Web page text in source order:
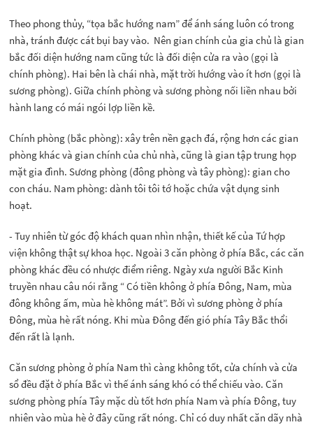
Theo phong thủy, “tọa bắc hướng nam” để ánh sáng luôn có trong
nhà, tránh được cát bụi bay vào. Nên gian chính của gia chủ là gian
bắc đối diện hướng nam cũng tức là đối diện cửa ra vào (gọi là
chính phòng). Hai bên là chái nhà, mặt trời hướng vào ít hơn (gọi là
sương phòng). Giữa chính phòng và sương phòng nối liền nhau bởi
hành lang có mái ngói lợp liền kề.
Chính phòng (bắc phòng): xây trên nền gạch đá, rộng hơn các gian
phòng khác và gian chính của chủ nhà, cũng là gian tập trung họp
mặt gia đình. Sương phòng (đông phòng và tây phòng): gian cho
con cháu. Nam phòng: dành tôi tôi tớ hoặc chứa vật dụng sinh
hoạt.
- Tuy nhiên từ góc độ khách quan nhìn nhận, thiết kế của Tứ hợp
viện không thật sự khoa học. Ngoài 3 căn phòng ở phía Bắc, các căn
phòng khác đều có nhược điểm riêng. Ngày xưa người Bắc Kinh
truyền nhau câu nói rằng “ Có tiền không ở phía Đông, Nam, mùa
đông không ấm, mùa hè không mát”. Bởi vì sương phòng ở phía
Đông, mùa hè rất nóng. Khi mùa Đông đến gió phía Tây Bắc thổi
đến rất là lạnh.
Căn sương phòng ở phía Nam thì càng không tốt, cửa chính và cửa
sổ đều đặt ở phía Bắc vì thế ánh sáng khó có thể chiếu vào. Căn
sương phòng phía Tây mặc dù tốt hơn phía Nam và phía Đông, tuy
nhiên vào mùa hè ở đây cũng rất nóng. Chỉ có duy nhất căn dãy nhà